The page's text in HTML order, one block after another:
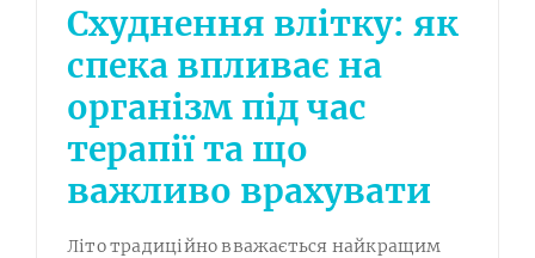
Схуднення влітку: як
спека впливає на
організм під час
терапії та що
важливо врахувати
Літо традиційно вважається найкращим